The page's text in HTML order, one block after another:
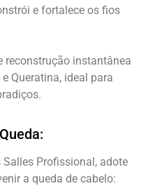
e fortalece os fios
reconstrução instantânea
Queratina, ideal para
Profissional, adote
a queda de cabelo: